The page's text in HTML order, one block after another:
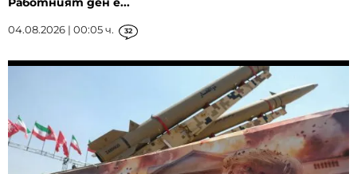
04.08.2026 | 00:05 ч. 32